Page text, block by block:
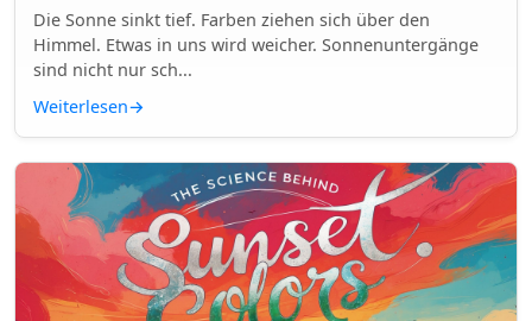
Die Sonne sinkt tief. Farben ziehen sich über den
Himmel. Etwas in uns wird weicher. Sonnenuntergänge
sind nicht nur sch...
Weiterlesen→